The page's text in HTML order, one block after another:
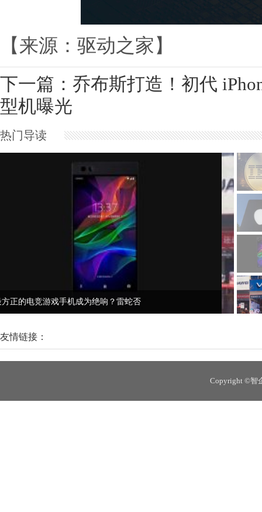
【来源：驱动之家】
下一篇： 乔布斯打造！初代
型机曝光
热门导读
2019中国手机线下之战：进击的华为、OV各
友情链接：
Copyright ©智